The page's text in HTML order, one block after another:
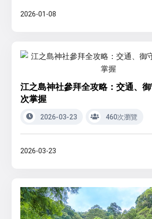
2026-01-08
江之島神社參拜全攻略：交通、
次掌握
2026-03-23 460次瀏覽
2026-03-23